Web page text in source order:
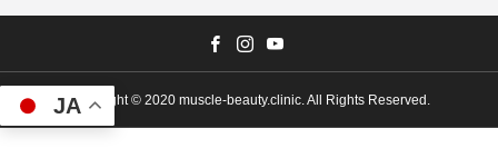
Copyright © 2020 muscle-beauty.clinic. All Rights Reserved.
JA